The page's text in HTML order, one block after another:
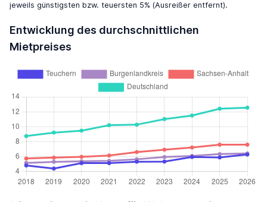
jeweils günstigsten bzw. teuersten 5% (Ausreißer entfernt).
Entwicklung des durchschnittlichen
Mietpreises